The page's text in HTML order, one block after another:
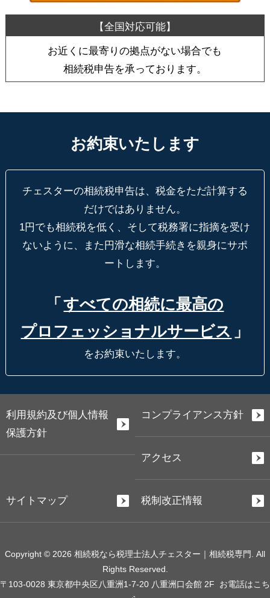
お近くに最寄りの拠点がない場合でも
相続税申告を承っております。
お約束いたします
チェスターの相続税申告は、税金をただ計算する
だけではありません。
1円でも相続税を低く、そして税務署に指摘を受け
ないように、
また円滑な相続手続きを親身にサポ
ートします。
「 すべての相続に最高の
プロフェッショナルサービス 」
をお約束いたします。
利用規約及び個人情報
保護方針
コンプライアンス方針
アクセス
サイトマップ 税制改正情報
Copyright © 2026 相続税なら税理士法人チェスター｜相続税専門. All
Rights Reserved.
〒103-0028 東京都中央区八重洲1-7-20 八重洲口会館 2F お電話はこち